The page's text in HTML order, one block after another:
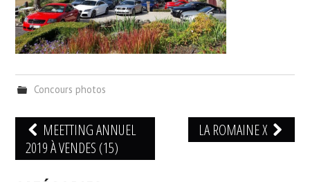
Concours photos
Navigation
des
articles
MEETTING ANNUEL
2019 À VENDES (15)
LA ROMAINE X